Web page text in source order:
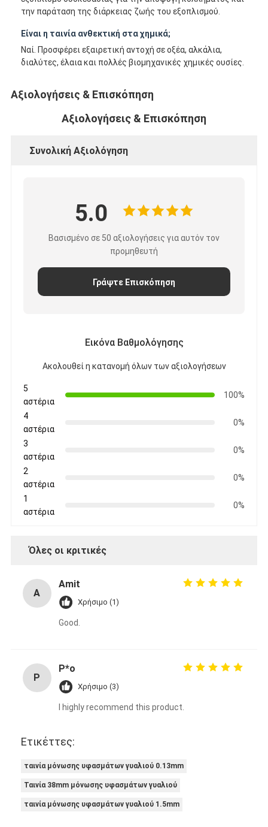
Γύρος εργοστασίων
Ποιοτικός έλεγχος
Μας ελάτε σε επαφή με
Συγκολλητική ταινία μόνωσης
Κολλητική ταινία ταινιών Polyimide
Κολλητική ταινία φύλλων αλουμινίου αργιλίου
Ταινία υφασμάτων γυαλιού φύλλων αλουμινίου αργιλίου
Το διπλάσιο πλαισίωσε την κολλητική ταινία
Κολλητική ταινία της PET
Ρίψη επένδυσης ακρίβειας
Ηλεκτρική πίνακα μόνωσης
την παράταση της διάρκειας ζωής του εξοπλισμού.
Είναι η ταινία ανθεκτική στα χημικά;
Ναί. Προσφέρει εξαιρετική αντοχή σε οξέα, αλκάλια,
διαλύτες, έλαια και πολλές βιομηχανικές χημικές ουσίες.
Αξιολογήσεις & Επισκόπηση
Αξιολογήσεις & Επισκόπηση
Συνολική Αξιολόγηση
5.0
Βασισμένο σε 50 αξιολογήσεις για αυτόν τον
προμηθευτή
Γράψτε Επισκόπηση
Εικόνα Βαθμολόγησης
Ακολουθεί η κατανομή όλων των αξιολογήσεων
5
αστέρια
100%
4
αστέρια
0%
3
αστέρια
0%
2
αστέρια
0%
1
αστέρια
0%
Όλες οι κριτικές
A
Amit
Χρήσιμο (1)
Good.
P
P*o
Χρήσιμο (3)
I highly recommend this product.
Ετικέττες:
ταινία μόνωσης υφασμάτων γυαλιού 0.13mm
Ταινία 38mm μόνωσης υφασμάτων γυαλιού
ταινία μόνωσης υφασμάτων γυαλιού 1.5mm